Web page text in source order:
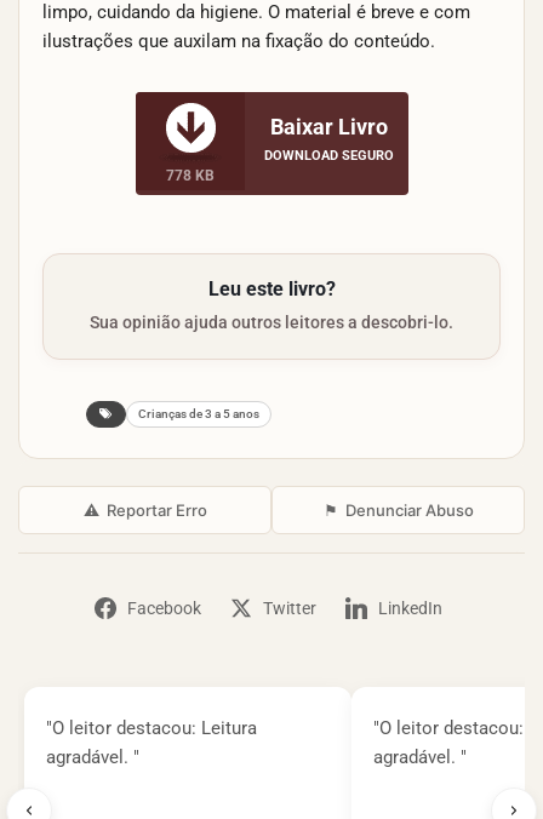
limpo, cuidando da higiene. O material é breve e com
ilustrações que auxilam na fixação do conteúdo.
778 KB
Baixar Livro
DOWNLOAD SEGURO
Leu este livro?
Sua opinião ajuda outros leitores a descobri-lo.
Crianças de 3 a 5 anos
⚠ Reportar Erro ⚑ Denunciar Abuso
Facebook Twitter LinkedIn
"O leitor destacou: Leitura
agradável. "
"O leitor destacou:
agradável. "